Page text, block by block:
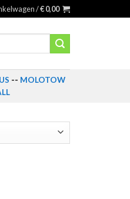
/€0,00
-- MOLOTOW